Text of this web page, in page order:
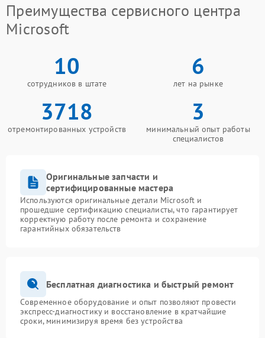
Преимущества сервисного центра
Microsoft
10
сотрудников в штате
6
лет на рынке
3718
отремонтированных устройств
3
минимальный опыт работы
специалистов
Оригинальные запчасти и
сертифицированные мастера
Используются оригинальные детали Microsoft и
прошедшие сертификацию специалисты, что гарантирует
корректную работу после ремонта и сохранение
гарантийных обязательств
Бесплатная диагностика и быстрый ремонт
Современное оборудование и опыт позволяют провести
экспресс-диагностику и восстановление в кратчайшие
сроки, минимизируя время без устройства